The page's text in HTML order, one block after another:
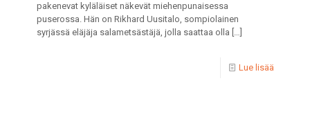
pakenevat kyläläiset näkevät miehenpunaisessa
puserossa. Hän on Rikhard Uusitalo, sompiolainen
syrjässä eläjäja salametsästäjä, jolla saattaa olla […]
Lue lisää